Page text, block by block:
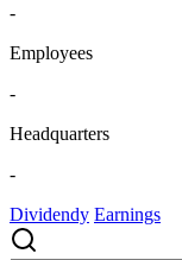
-
Employees
-
Headquarters
-
Dividendy Earnings